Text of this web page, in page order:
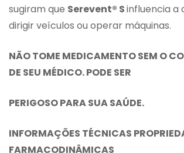
sugiram que Serevent® Sinfluencia a
dirigir veículos ou operar máquinas.
NÃO TOME MEDICAMENTO SEM O
DE SEU MÉDICO. PODE SER
PERIGOSO PARA SUA SAÚDE.
INFORMAÇÕES TÉCNICAS
FARMACODINÂMICAS